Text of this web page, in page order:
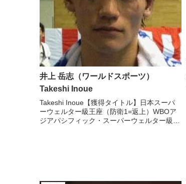
井上 岳志（ワールドスポーツ）
Takeshi Inoue
Takeshi Inoue【獲得タイトル】日本スーパ
ーウェルター級王座（防衛1=返上）WBOア
ジアパシフィック・スーパーウェルター級王